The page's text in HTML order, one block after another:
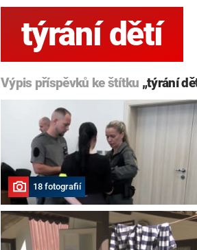
týrání dětí
Výpis příspěvků ke štítku „týrání
18 fotografií